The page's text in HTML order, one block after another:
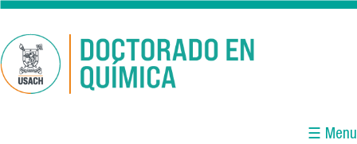
Pasar al contenido principal
☰ Menu